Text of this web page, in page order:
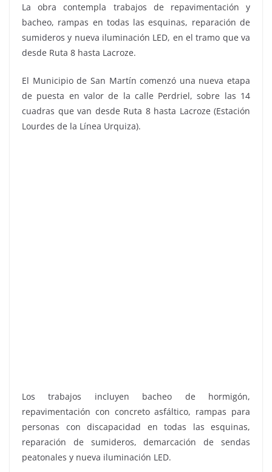
La obra contempla trabajos de repavimentación y
bacheo, rampas en todas las esquinas, reparación de
sumideros y nueva iluminación LED, en el tramo que va
desde Ruta 8 hasta Lacroze.
El Municipio de San Martín comenzó una nueva etapa
de puesta en valor de la calle Perdriel, sobre las 14
cuadras que van desde Ruta 8 hasta Lacroze (Estación
Lourdes de la Línea Urquiza).
Los trabajos incluyen bacheo de hormigón,
repavimentación con concreto asfáltico, rampas para
personas con discapacidad en todas las esquinas,
reparación de sumideros, demarcación de sendas
peatonales y nueva iluminación LED.